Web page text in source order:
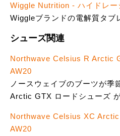
Wiggle Nutrition - ハイドレー
Wiggleブランドの電解質タブ
シューズ関連
Northwave Celsius R Arctic
AW20
ノースウェイブのブーツが季
Arctic GTX ロードシューズ
Northwave Celsius XC
AW20